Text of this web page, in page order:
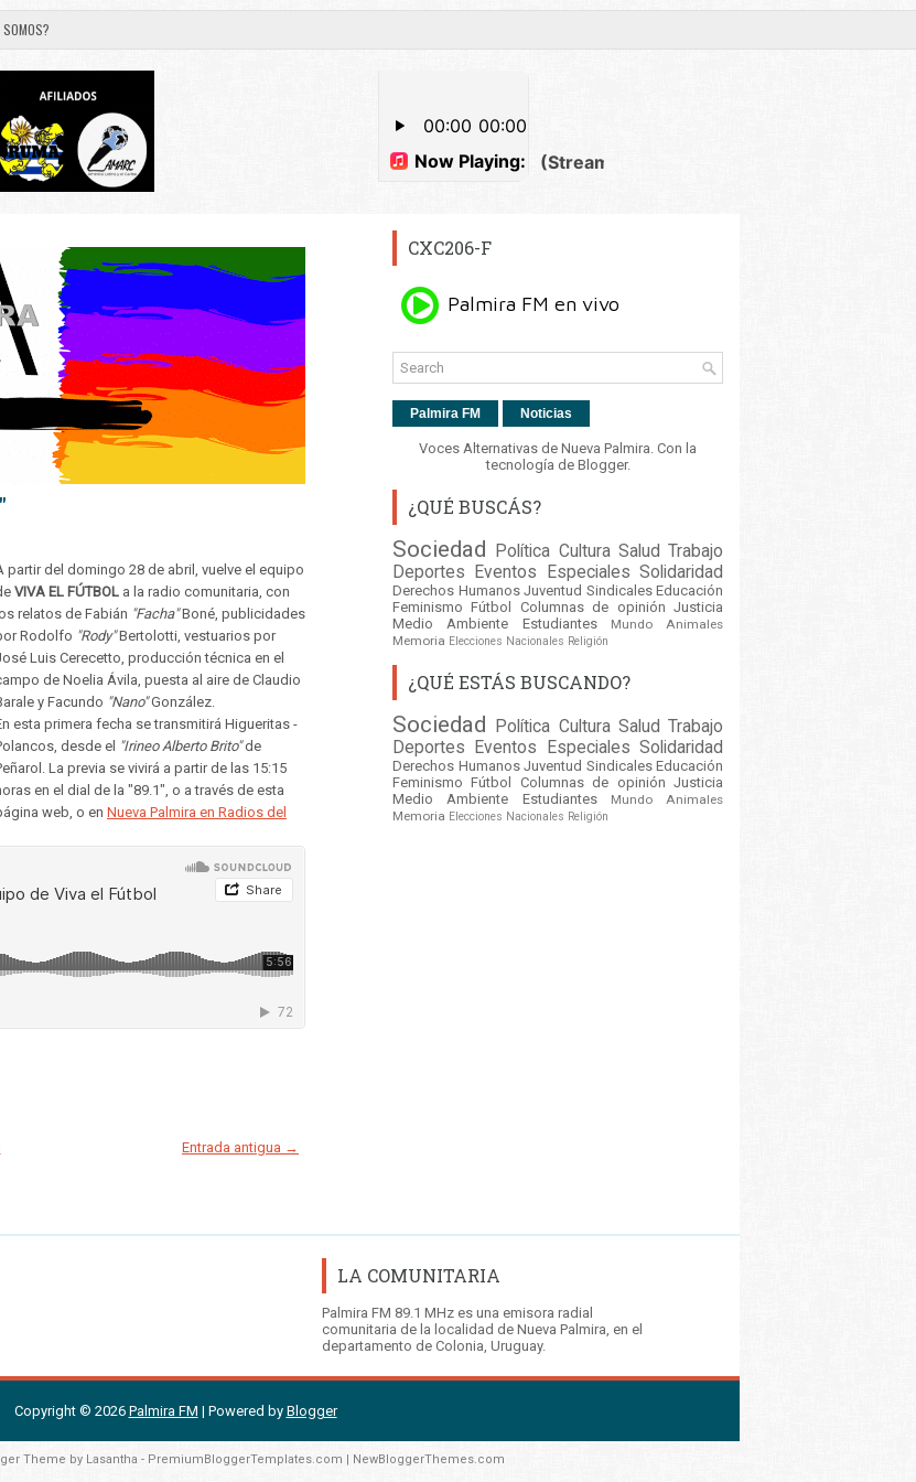
SOMOS?
partir del domingo 28 de abril, vuelve el equipo
VIVA EL FÚTBOL a la radio comunitaria, con
relatos de Fabián "Facha"Boné, publicidades
Rodolfo "Rody"Bertolotti, vestuarios por
Luis Cerecetto, producción técnica en el
de Noelia Ávila, puesta al aire de Claudio
y Facundo "Nano"González.
esta primera fecha se transmitirá Higueritas -
desde el "Irineo Alberto Brito"de
La previa se vivirá a partir de las 15:15
en el dial de la "89.1", o a través de esta
web, o en Nueva Palmira en Radios del
Entrada antigua →
CXC206-F
Palmira FM Noticias
Voces Alternativas de Nueva Palmira. Con la
tecnología de Blogger.
¿QUÉ BUSCÁS?
Sociedad Política Cultura Salud Trabajo
Deportes
Eventos Especiales Solidaridad
Derechos Humanos Juventud Sindicales Educación
Feminismo Fútbol Columnas de opinión Justicia
Medio Ambiente
Estudiantes Mundo
Animales
Memoria Elecciones Nacionales Religión
¿QUÉ ESTÁS BUSCANDO?
Sociedad Política Cultura Salud Trabajo
Deportes
Eventos Especiales Solidaridad
Derechos Humanos Juventud Sindicales Educación
Feminismo Fútbol Columnas de opinión Justicia
Medio Ambiente
Estudiantes Mundo
Animales
Memoria Elecciones Nacionales Religión
LA COMUNITARIA
Palmira FM 89.1 MHz es una emisora radial
comunitaria de la localidad de Nueva Palmira, en el
departamento de Colonia, Uruguay.
Copyright © 2026 Palmira FM | Powered by Blogger
Theme by Lasantha - PremiumBloggerTemplates.com | NewBloggerThemes.com